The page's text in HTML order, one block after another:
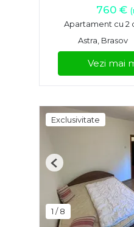
760 €
Apartament cu 2
Astra, Brasov
Vezi mai
Exclusivitate
1 /8
Previous